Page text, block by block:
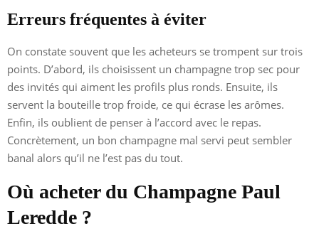
Erreurs fréquentes à éviter
On constate souvent que les acheteurs se trompent sur trois
points. D’abord, ils choisissent un champagne trop sec pour
des invités qui aiment les profils plus ronds. Ensuite, ils
servent la bouteille trop froide, ce qui écrase les arômes.
Enfin, ils oublient de penser à l’accord avec le repas.
Concrètement, un bon champagne mal servi peut sembler
banal alors qu’il ne l’est pas du tout.
Où acheter du Champagne Paul
Leredde ?